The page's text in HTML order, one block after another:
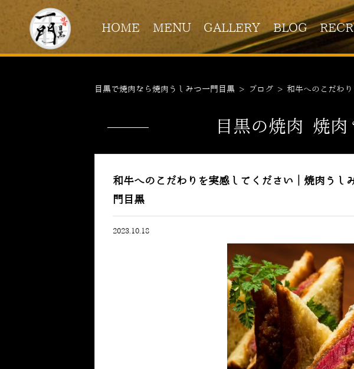
HOME MENU GALLERY BLOG
目黒で焼肉なら焼肉うしみつ一門目黒 > ブログ > 和牛へのこだわ
目黒の焼肉 焼
和牛へのこだわりを実感してください｜焼肉う
門目黒
2023.10.18